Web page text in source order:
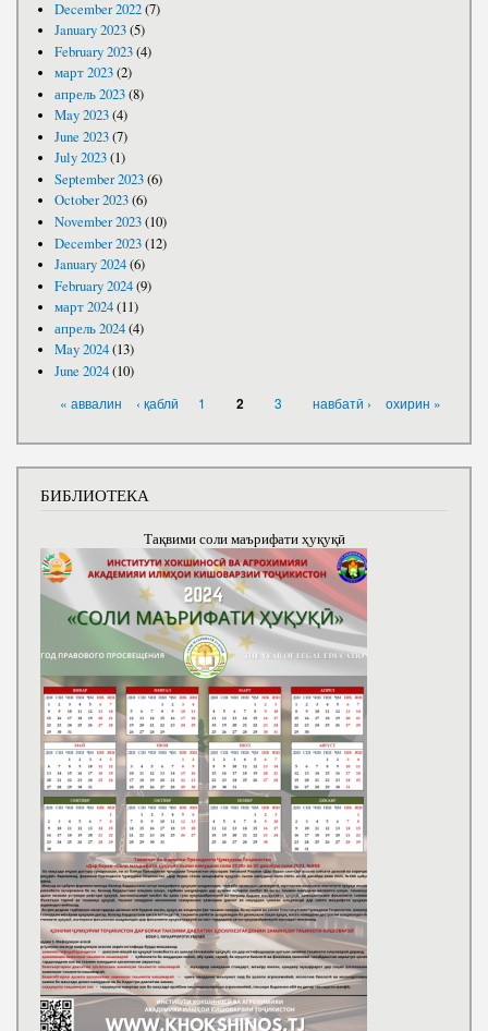
December 2022(7)
January 2023(5)
February 2023(4)
март 2023(2)
апрель 2023(8)
May 2023(4)
June 2023(7)
July 2023(1)
September 2023(6)
October 2023(6)
November 2023(10)
December 2023(12)
January 2024(6)
February 2024(9)
март 2024(11)
апрель 2024(4)
May 2024(13)
June 2024(10)
« аввалин ‹ қаблӣ 1 2 3 навбатӣ › охирин »
БИБЛИОТЕКА
Тақвими соли маърифати ҳуқуқӣ